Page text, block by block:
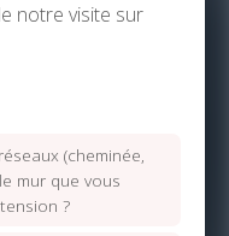
notre visite sur
(cheminée,
mur que vous
?